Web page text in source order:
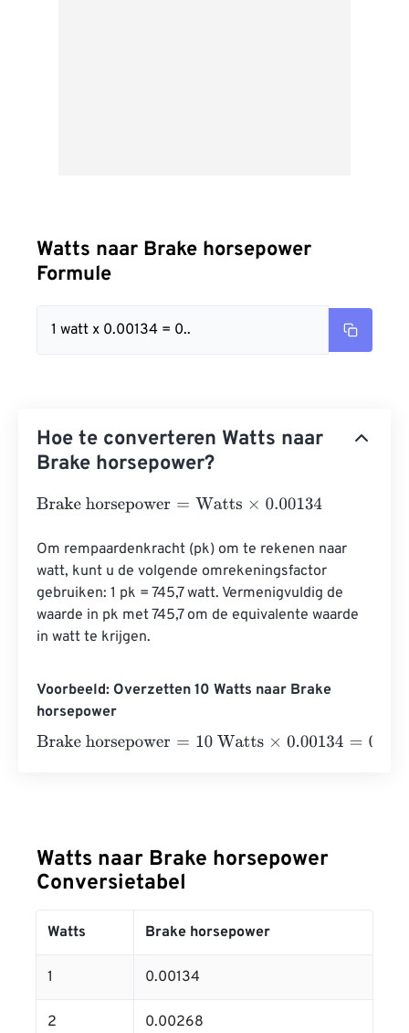
Watts naar Brake horsepower
Formule
1 watt x 0.00134 = 0..
Hoe te converteren Watts naar
Brake horsepower?
Brake horsepower=Watts×0.00134
Om rempaardenkracht (pk) om te rekenen naar
watt, kunt u de volgende omrekeningsfactor
gebruiken: 1 pk = 745,7 watt. Vermenigvuldig de
waarde in pk met 745,7 om de equivalente waarde
in watt te krijgen.
Voorbeeld: Overzetten 10 Watts naar Brake
horsepower
Brake horsepower=10 Watts×0.00134 =0.0134 Brake
Watts naar Brake horsepower
Conversietabel
Watts Brake horsepower
1 0.00134
2 0.00268